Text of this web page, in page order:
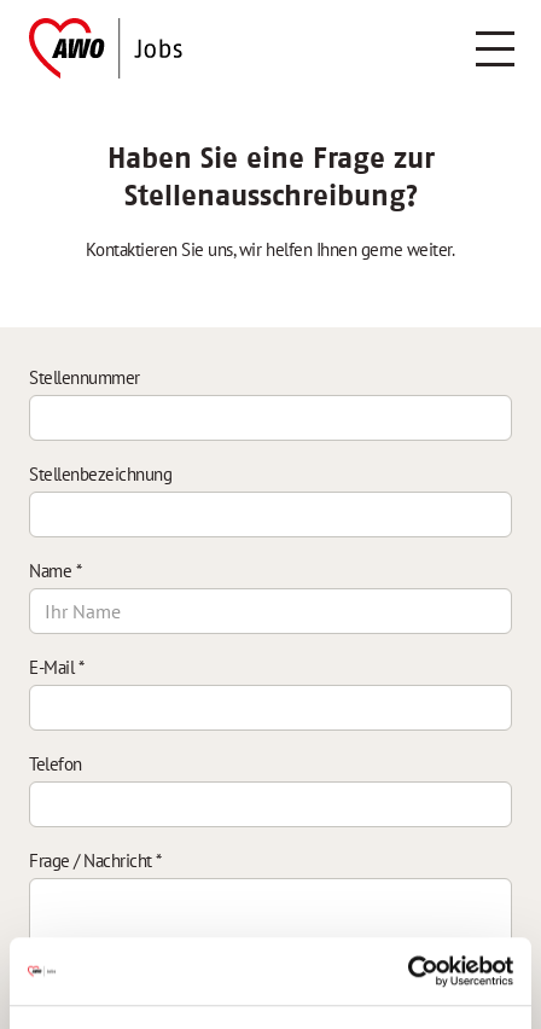
Haben Sie eine Frage zur
Stellenausschreibung?
Kontaktieren Sie uns, wir helfen Ihnen gerne weiter.
Stellennummer
Stellenbezeichnung
Name *
E-Mail*
Telefon
Frage / Nachricht*